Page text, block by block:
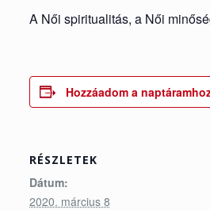
A Női spiritualitás, a Női
Hozzáadom a
RÉSZLETEK
Dátum:
2020. március 8